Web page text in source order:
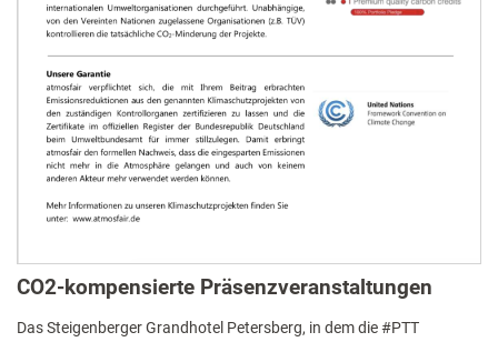
CO2-kompensierte Präsenzveranstaltungen
Das Steigenberger Grandhotel Petersberg, in dem die #PTT